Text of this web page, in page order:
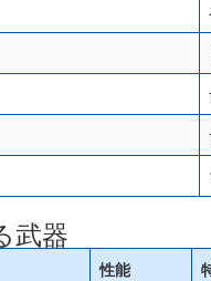
武器
性能